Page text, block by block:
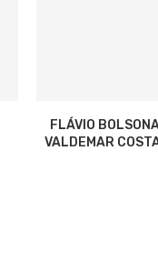
FLÁVIO
VALDEMAR